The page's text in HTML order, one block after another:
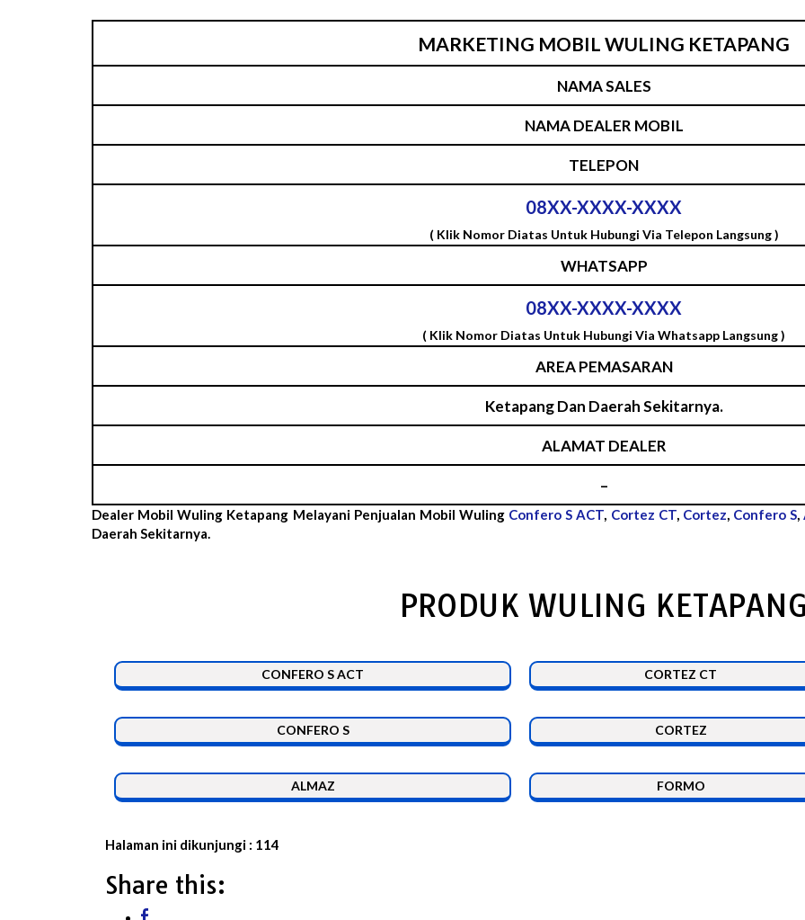
MARKETING MOBIL WULING KETAPANG
NAMA SALES
NAMA DEALER MOBIL
TELEPON
08XX-XXXX-XXXX
( Klik Nomor Diatas Untuk Hubungi Via Telepon Langsung )
WHATSAPP
08XX-XXXX-XXXX
( Klik Nomor Diatas Untuk Hubungi Via Whatsapp Langsung )
AREA PEMASARAN
Ketapang Dan Daerah Sekitarnya.
ALAMAT DEALER
–
Dealer Mobil Wuling Ketapang Melayani Penjualan Mobil Wuling Confero S ACT, Cortez CT, Cortez, Confero S,
Daerah Sekitarnya.
PRODUK WULING
CONFERO S ACT CORTEZ CT
CONFERO S CORTEZ
ALMAZ FORMO
Halaman ini dikunjungi : 114
Share this: